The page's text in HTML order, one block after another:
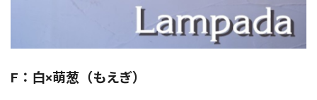
F：白×萌葱（もえぎ）